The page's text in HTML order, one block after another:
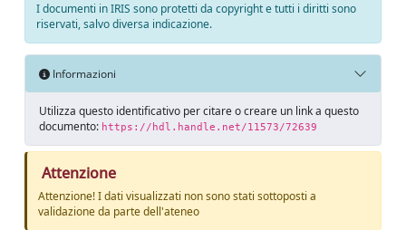
I documenti in IRIS sono protetti da copyright e tutti i diritti sono
riservati, salvo diversa indicazione.
Informazioni
Utilizza questo identificativo per citare o creare un link a questo
documento: https://hdl.handle.net/11573/72639
Attenzione
Attenzione! I dati visualizzati non sono stati sottoposti a
validazione da parte dell'ateneo